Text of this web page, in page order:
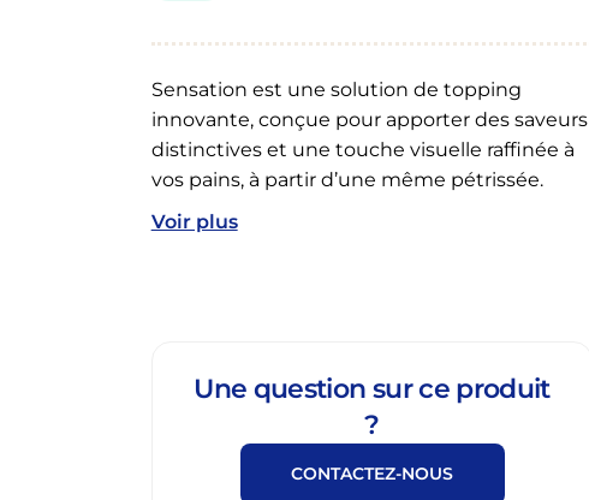
Sensation est une solution de topping
innovante, conçue pour apporter des saveurs
distinctives et une touche visuelle raffinée à
vos pains, à partir d’une même pétrissée.
Voir plus
Une question sur ce produit
?
CONTACTEZ-NOUS